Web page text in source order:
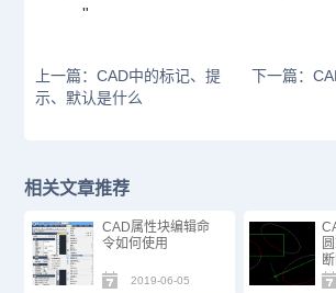
"
上一篇：CAD中的标记、提
示、默认是什么
下一篇：
相关文章推荐
CAD属性块编辑命
令如何使用
2019-06-05